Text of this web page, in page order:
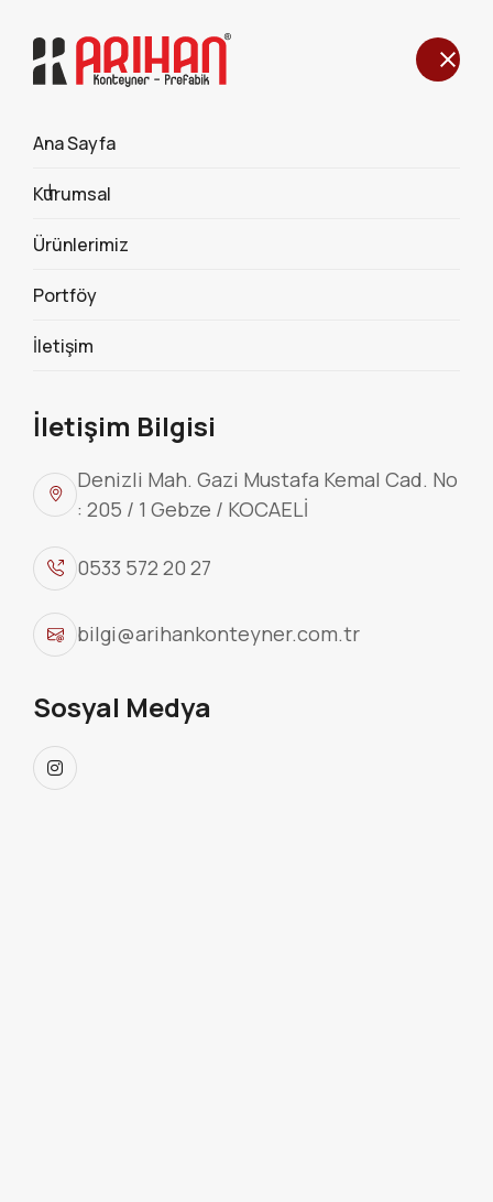
Ana Sayfa
Kurumsal
Ürünlerimiz
Portföy
İletişim
İletişim Bilgisi
Denizli Mah. Gazi Mustafa Kemal Cad. No
: 205 / 1 Gebze / KOCAELİ
0533 572 20 27
bilgi@arihankonteyner.com.tr
Sosyal Medya
MODİFİYE YÜK KONTEYNER